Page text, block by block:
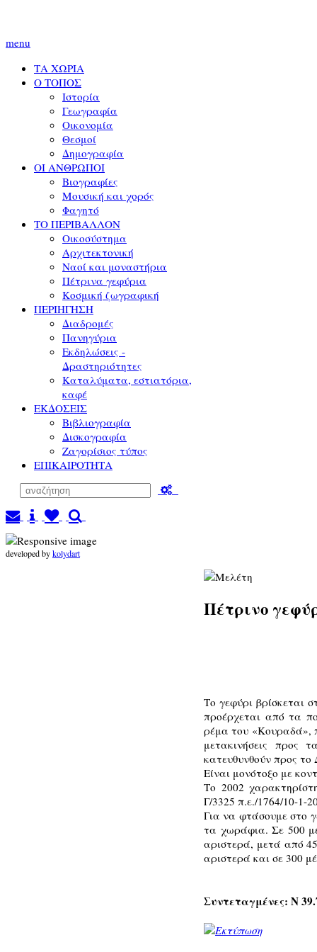
menu
ΤΑ ΧΩΡΙΑ
Ο ΤΟΠΟΣ
Ιστορία
Γεωγραφία
Οικονομία
Θεσμοί
Δημογραφία
ΟΙ ΑΝΘΡΩΠΟΙ
Βιογραφίες
Μουσική και χορός
Φαγητό
ΤΟ ΠΕΡΙΒΑΛΛΟΝ
Οικοσύστημα
Αρχιτεκτονική
Ναοί και μοναστήρια
Πέτρινα γεφύρια
Κοσμική ζωγραφική
ΠΕΡΙΗΓΗΣΗ
Διαδρομές
Πανηγύρια
Εκδηλώσεις -
Δραστηριότητες
Καταλύματα, εστιατόρια,
καφέ
ΕΚΔΟΣΕΙΣ
Βιβλιογραφία
Δισκογραφία
Ζαγορίσιος τύπος
ΕΠΙΚΑΙΡΟΤΗΤΑ
developed bykolydart
Πέτρινο
Το γεφύρι βρίσκεται
προέρχεται από τα
ρέμα του «Κουραδά»,
μετακινήσεις προς
κατευθυνθούν προς το
Είναι μονότοξο με
Το 2002
Γ/3325 π.ε./1764/10-1-
Για να φτάσουμε στο
τα χωράφια. Σε 500
αριστερά, μετά από
αριστερά και σε 300
Συντεταγμένες: Ν